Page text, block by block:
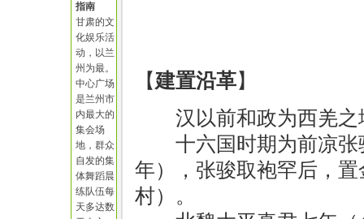
指南
甘肃的文
化娱乐活
动，以兰
州为最。
中心广场
是兰州市
内最大的
集会场
地，群众
自发的集
体舞蹈晨
练队伍每
天多达数
【 建置沿革】
汉以前和政为西羌
十六国时期为前凉
年），张骏取袍罕后，
村）。